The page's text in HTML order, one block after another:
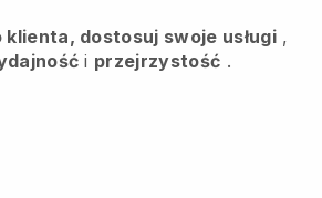
klienta, dostosuj swoje usługi,
i przejrzystość .